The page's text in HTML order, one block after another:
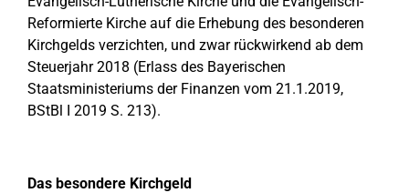
Reformierte Kirche auf die Erhebung des besonderen
Kirchgelds verzichten, und zwar rückwirkend ab dem
Steuerjahr 2018 (Erlass des Bayerischen
Staatsministeriums der Finanzen vom 21.1.2019,
BStBl I 2019 S. 213).
Das besondere Kirchgeld